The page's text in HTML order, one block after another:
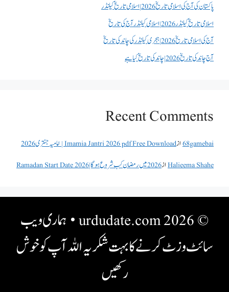
پاکستان کی آج کی اسلامی تاریخ 2026 | اسلامی تاریخ کیلنڈر
اسلامی تاریخ کیلنڈر 2026 | اسلامی کیلنڈر آج کی تاریخ
آج کی اسلامی تاریخ 2026 | ہجری کیلنڈر کی چاند کی تاریخ
آج چاند کی تاریخ 2026 | چاند کی تاریخ کیا ہے
Recent Comments
68gamebaiازImamia Jantri 2026 pdf Free Download | امامیہ جنتری 2026
Halieema Shaheاز2026 میں رمضان کب شروع ہو گا | Ramadan Start Date 2026
© 2026 urdudate.com
• ہماری ویب
سائٹ وزٹ کرنے کا بہت شکریہ اللہ آپ کو خوش
رکھیں